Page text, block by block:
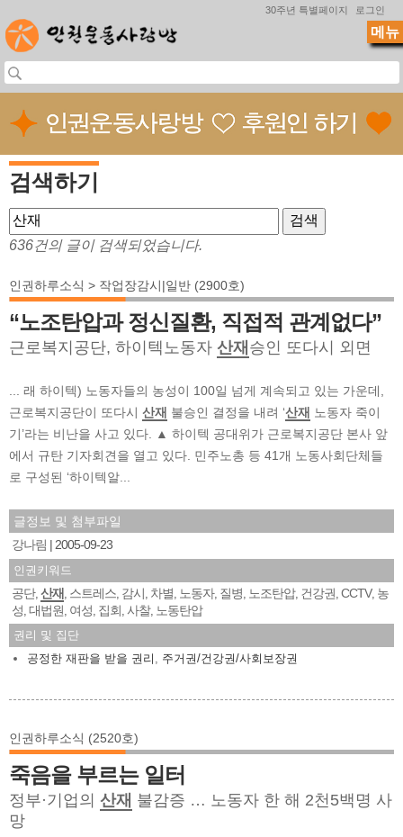
30주년 특별페이지 로그인
검색하기
636건의 글이 검색되었습니다.
인권하루소식 > 작업장감시|일반 (2900호)
“노조탄압과 정신질환, 직접적 관계없다”
근로복지공단, 하이텍노동자 산재 승인 또다시 외면
... 래 하이텍) 노동자들의 농성이 100일 넘게 계속되고 있는 가운데,
근로복지공단이 또다시 산재 불승인 결정을 내려 ‘산재 노동자 죽이
기’라는 비난을 사고 있다. ▲ 하이텍 공대위가 근로복지공단 본사 앞
에서 규탄 기자회견을 열고 있다. 민주노총 등 41개 노동사회단체들
로 구성된 ‘하이텍알...
글정보 및 첨부파일
강나림
2005-09-23
인권키워드
공단, 산재 스트레스 감시 차별 노동자, 질병 노조탄압, 건강권 CCTV, 농
성 대법원 여성 집회 사찰, 노동탄압
권리 및 집단
공정한 재판을 받을 권리
주거권/건강권/사회보장권
인권하루소식 (2520호)
죽음을 부르는 일터
정부·기업의 산재 불감증 … 노동자 한 해 2천5백명 사
망
메뉴